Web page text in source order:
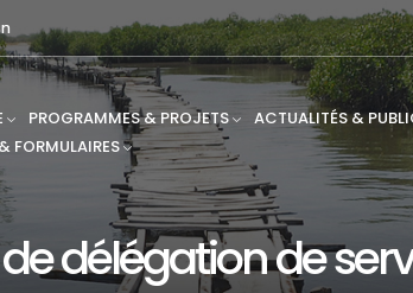
PROGRAMMES & PROJETS ACTUALITÉS &
FORMULAIRES
délégation de